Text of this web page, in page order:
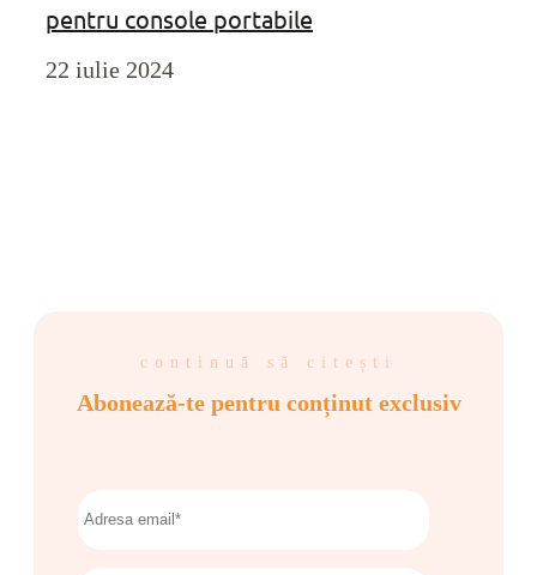
pentru console portabile
22 iulie 2024
continuă să citești
Abonează-te pentru conținut exclusiv